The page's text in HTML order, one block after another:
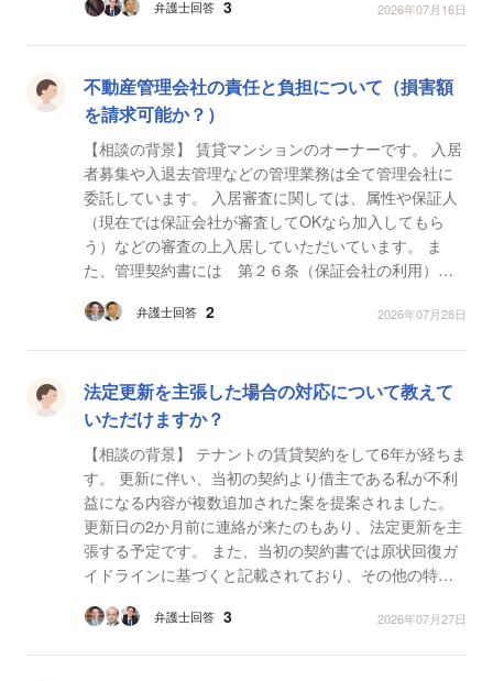
（令和8年...弁護士回答 3 2026年07月16日
不動産管理会社の責任と負担について（損害額
を請求可能か？）
【相談の背景】 賃貸マンションのオーナーです。 入居
者募集や入退去管理などの管理業務は全て管理会社に
委託しています。 入居審査に関しては、属性や保証人
（現在では保証会社が審査してOKなら加入してもら
う）などの審査の上入居していただいています。 ま
た、管理契約書には 第２６条（保証会社の利用）乙
任意で...弁護士回答 2 2026年07月28日
法定更新を主張した場合の対応について教えて
いただけますか？
【相談の背景】 テナントの賃貸契約をして6年が経ちま
す。 更新に伴い、当初の契約より借主である私が不利
益になる内容が複数追加された案を提案されました。
更新日の2か月前に連絡が来たのもあり、法定更新を主
張する予定です。 また、当初の契約書では原状回復ガ
イドラインに基づくと記載されており、その他の特約
弁護士回答 3 2026年07月27日